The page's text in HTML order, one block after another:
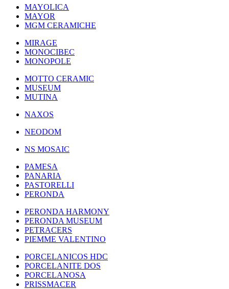
MAYOLICA
MAYOR
MGM CERAMICHE
MIRAGE
MONOCIBEC
MONOPOLE
MOTTO CERAMIC
MUSEUM
MUTINA
NAXOS
NEODOM
NS MOSAIC
PAMESA
PANARIA
PASTORELLI
PERONDA
PERONDA HARMONY
PERONDA MUSEUM
PETRACERS
PIEMME VALENTINO
PORCELANICOS HDC
PORCELANITE DOS
PORCELANOSA
PRISSMACER